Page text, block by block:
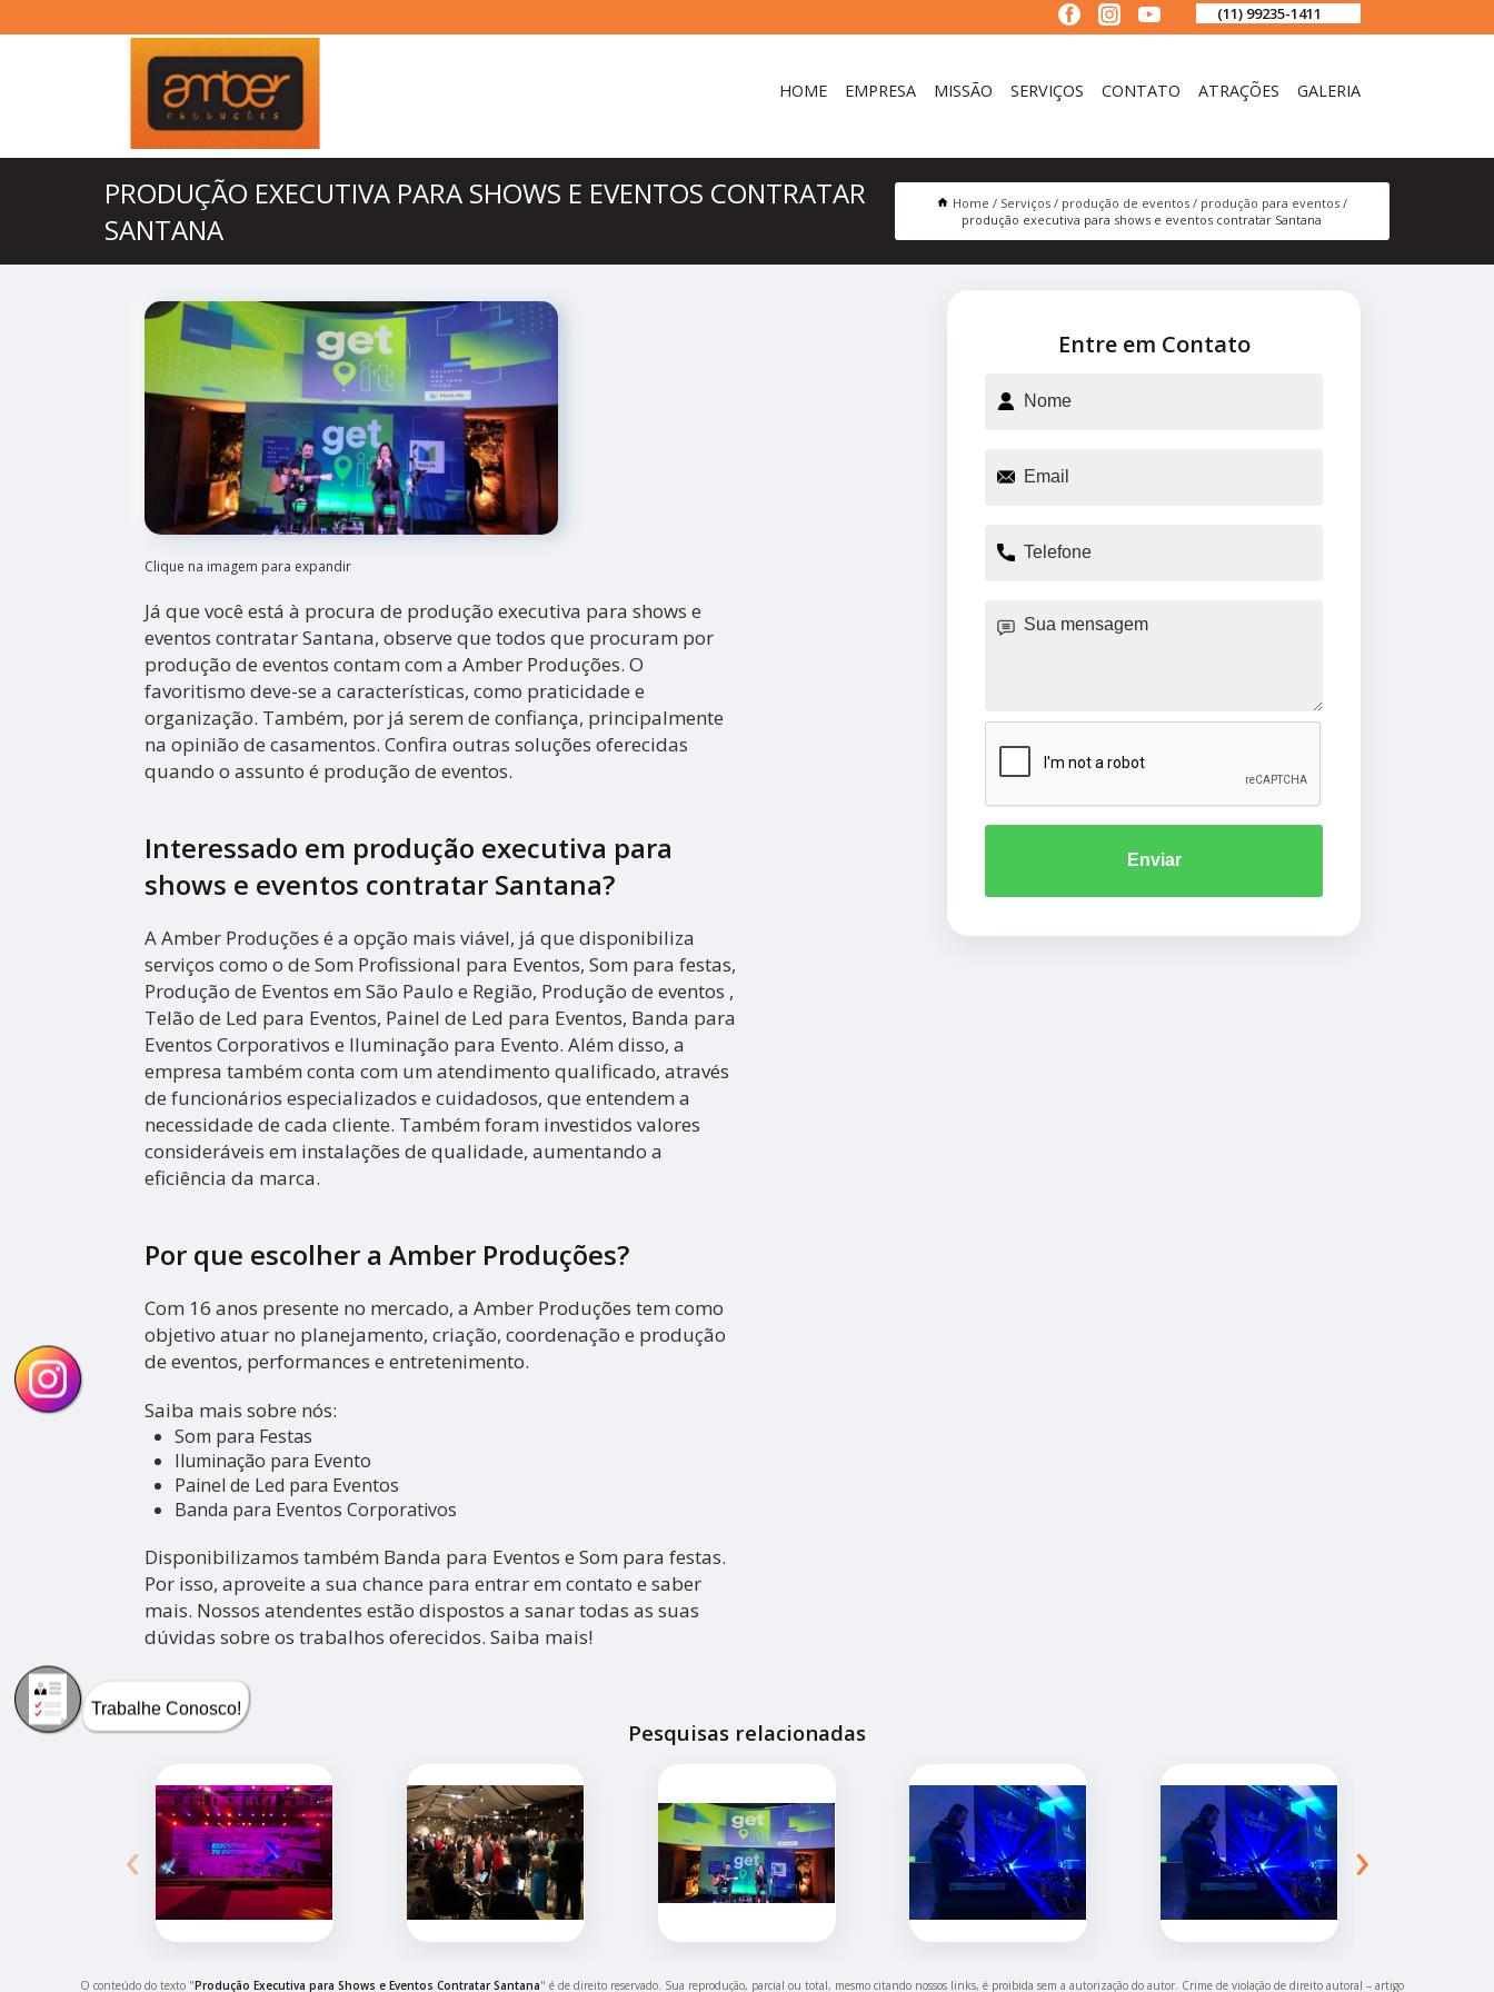
(11) 99235-1411
HOME EMPRESA MISSÃO SERVIÇOS CONTATO ATRAÇÕES GALERIA
PRODUÇÃO EXECUTIVA PARA SHOWS E EVENTOS CONTRATAR
SANTANA
Home Serviços produção de eventos
produção para eventos
produção executiva para shows e eventos contratar Santana
Clique na imagem para expandir
Já que você está à procura de produção executiva para shows e
eventos contratar Santana, observe que todos que procuram por
produção de eventos contam com a Amber Produções. O
favoritismo deve-se a características, como praticidade e
organização. Também, por já serem de confiança, principalmente
na opinião de casamentos. Confira outras soluções oferecidas
quando o assunto é produção de eventos.
Interessado em produção executiva para
shows e eventos contratar Santana?
A Amber Produções é a opção mais viável, já que disponibiliza
serviços como o de Som Profissional para Eventos, Som para festas,
Produção de Eventos em São Paulo e Região, Produção de eventos ,
Telão de Led para Eventos, Painel de Led para Eventos, Banda para
Eventos Corporativos e Iluminação para Evento. Além disso, a
empresa também conta com um atendimento qualificado, através
de funcionários especializados e cuidadosos, que entendem a
necessidade de cada cliente. Também foram investidos valores
consideráveis em instalações de qualidade, aumentando a
eficiência da marca.
Por que escolher a Amber Produções?
Com 16 anos presente no mercado, a Amber Produções tem como
objetivo atuar no planejamento, criação, coordenação e produção
de eventos, performances e entretenimento.
Saiba mais sobre nós:
Som para Festas
Iluminação para Evento
Painel de Led para Eventos
Banda para Eventos Corporativos
Disponibilizamos também Banda para Eventos e Som para festas.
Por isso, aproveite a sua chance para entrar em contato e saber
mais. Nossos atendentes estão dispostos a sanar todas as suas
dúvidas sobre os trabalhos oferecidos. Saiba mais!
Entre em Contato
Enviar
Pesquisas relacionadas
‹ ›
O conteúdo do texto "Produção Executiva para Shows e Eventos Contratar Santana" é de direito reservado. Sua reprodução, parcial ou total, mesmo citando nossos links, é proibida sem a autorização do autor. Crime de violação de direito autoral – artigo
Trabalhe Conosco!